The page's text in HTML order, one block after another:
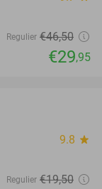
Regulier €46,50
€29,95
9.8 star
Regulier €19,50